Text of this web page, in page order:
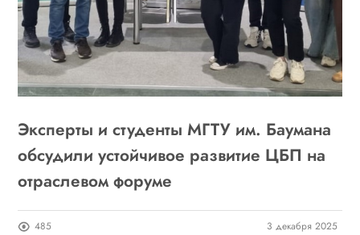
Эксперты и студенты МГТУ им. Баумана
обсудили устойчивое развитие ЦБП на
отраслевом форуме
485 3 декабря 2025